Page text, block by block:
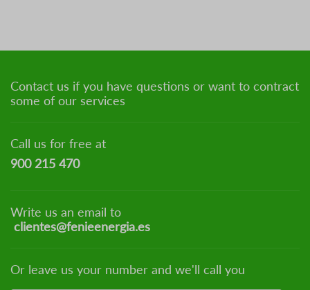
Contact us if you have questions or want to contract
some of our services
Call us for free at
900 215 470
Write us an email to
clientes@fenieenergia.es
Or leave us your number and we'll call you